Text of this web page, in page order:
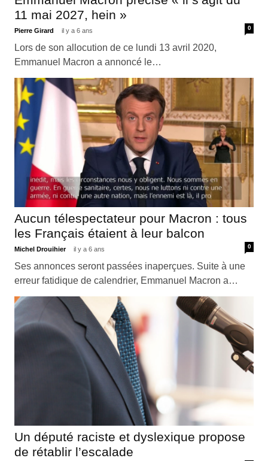
11 mai 2027, hein »
Pierre Girard il y a 6 ans 0
Lors de son allocution de ce lundi 13 avril 2020,
Emmanuel Macron a annoncé le…
Aucun télespectateur pour Macron : tous
les Français étaient à leur balcon
Michel Drouihier il y a 6 ans 0
Ses annonces seront passées inaperçues. Suite à une
erreur fatidique de calendrier, Emmanuel Macron a…
Un député raciste et dyslexique propose
de rétablir l’escalade